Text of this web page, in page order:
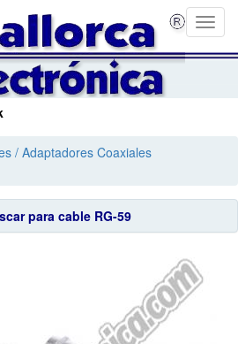
/ Adaptadores Coaxiales
para cable RG-59